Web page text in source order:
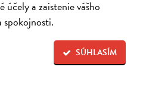
a zaistenie vášho
SÚHLASÍM